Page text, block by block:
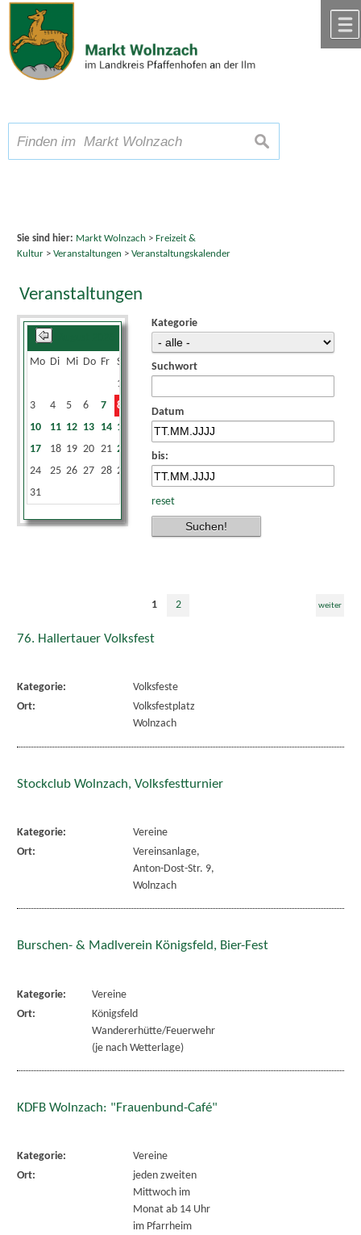
Zum Inhalt,zur Navigation
Schriftgröße A A A suchen
Sie sind hier: Markt Wolnzach > Freizeit &
Kultur> Veranstaltungen > Veranstaltungskalender
Veranstaltungen
Mo Di Mi Do Fr Sa
1
3
4 5 6 7 8
10
11 12 13 14 15
17
18 19 20 21 22
24
25 26 27 28 29
31
Kategorie
Suchwort
Datum
bis:
reset
1 2 weiter
76. Hallertauer Volksfest
Kategorie:
Volksfeste
Ort:
Volksfestplatz
Wolnzach
Stockclub Wolnzach, Volksfestturnier
Kategorie:
Vereine
Ort:
Vereinsanlage,
Anton-Dost-Str. 9,
Wolnzach
Burschen- & Madlverein Königsfeld, Bier-Fest
Kategorie:
Vereine
Ort:
Königsfeld
Wandererhütte/Feuerwehr
(je nach Wetterlage)
KDFB Wolnzach: "Frauenbund-Café"
Kategorie:
Vereine
Ort:
jeden zweiten
Mittwoch im
Monat ab 14 Uhr
im Pfarrheim